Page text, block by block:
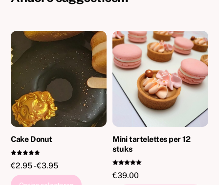
Cake Donut
d
uit 5
€2.95- €3.95Prijsklasse:
€2.95
Mini tartelettes per 12
stuks
d
€39.00